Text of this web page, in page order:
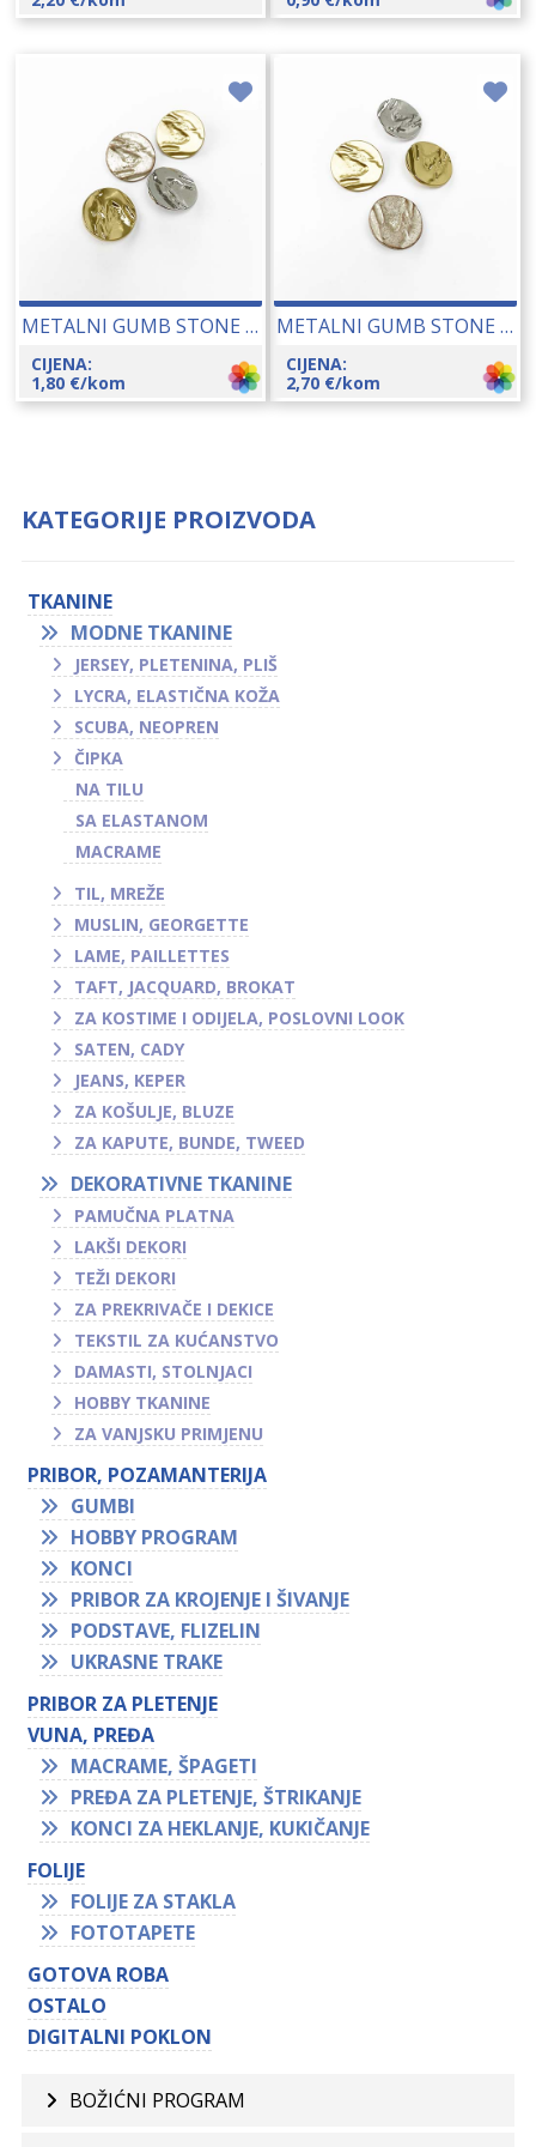
METALNI GUMB STONE 22 MM 23214
CIJENA:
1,80 €/kom
METALNI GUMB STONE 27 MM 23213
CIJENA:
2,70 €/kom
KATEGORIJE PROIZVODA
TKANINE
MODNE TKANINE
JERSEY, PLETENINA, PLIŠ
LYCRA, ELASTIČNA KOŽA
SCUBA, NEOPREN
ČIPKA
NA TILU
SA ELASTANOM
MACRAME
TIL, MREŽE
MUSLIN, GEORGETTE
LAME, PAILLETTES
TAFT, JACQUARD, BROKAT
ZA KOSTIME I ODIJELA, POSLOVNI LOOK
SATEN, CADY
JEANS, KEPER
ZA KOŠULJE, BLUZE
ZA KAPUTE, BUNDE, TWEED
DEKORATIVNE TKANINE
PAMUČNA PLATNA
LAKŠI DEKORI
TEŽI DEKORI
ZA PREKRIVAČE I DEKICE
TEKSTIL ZA KUĆANSTVO
DAMASTI, STOLNJACI
HOBBY TKANINE
ZA VANJSKU PRIMJENU
PRIBOR, POZAMANTERIJA
GUMBI
HOBBY PROGRAM
KONCI
PRIBOR ZA KROJENJE I ŠIVANJE
PODSTAVE, FLIZELIN
UKRASNE TRAKE
PRIBOR ZA PLETENJE
VUNA, PREĐA
MACRAME, ŠPAGETI
PREĐA ZA PLETENJE, ŠTRIKANJE
KONCI ZA HEKLANJE, KUKIČANJE
FOLIJE
FOLIJE ZA STAKLA
FOTOTAPETE
GOTOVA ROBA
OSTALO
DIGITALNI POKLON
BOŽIĆNI PROGRAM